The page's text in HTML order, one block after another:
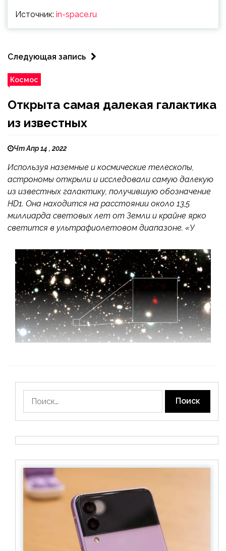
Источник: in-space.ru
Следующая запись
Космос
Открыта самая далекая галактика
из известных
Чт Апр 14 , 2022
Используя наземные и космические телескопы,
астрономы открыли и исследовали самую далекую
из известных галактику, получившую обозначение
HD1. Она находится на расстоянии около 13,5
миллиарда световых лет от Земли и крайне ярко
светится в ультрафиолетовом диапазоне. «У